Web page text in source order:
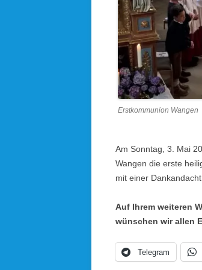
Erstkommunion Wangen
Am Sonntag, 3. Mai
Wangen die erste
mit einer
Auf Ihrem weiteren
wünschen wir allen
Telegram